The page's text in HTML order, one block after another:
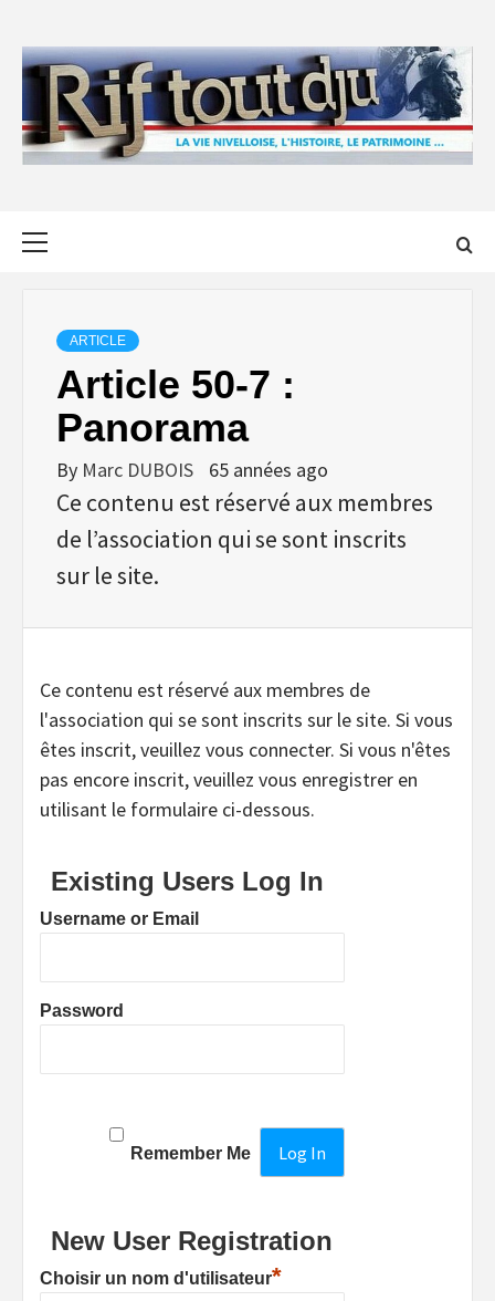
content
ARTICLE
Article 50-7 :
Panorama
By Marc DUBOIS 65 années ago
Ce contenu est réservé aux membres
de l’association qui se sont inscrits
sur le site.
Ce contenu est réservé aux membres de
l'association qui se sont inscrits sur le site. Si vous
êtes inscrit, veuillez vous connecter. Si vous n'êtes
pas encore inscrit, veuillez vous enregistrer en
utilisant le formulaire ci-dessous.
Existing Users Log In
Username or Email
Password
Remember Me
New User Registration
Choisir un nom d'utilisateur*